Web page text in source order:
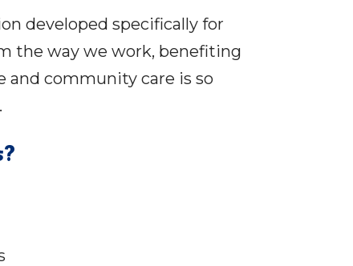
developed specifically for
the way we work, benefiting
and community care is so